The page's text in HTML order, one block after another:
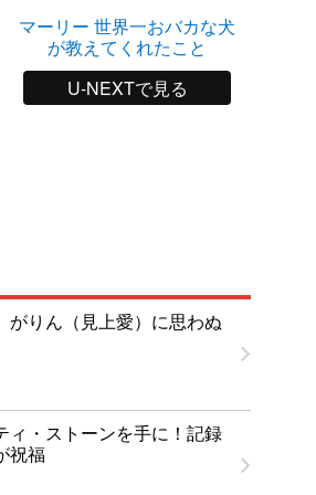
マーリー 世界一おバカな犬
が教えてくれたこと
U-NEXTで見る
がりん（見上愛）に思わぬ
ィ・ストーンを手に！記録
祝福